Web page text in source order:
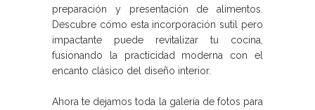
preparación y presentación de alimentos.
Descubre cómo esta incorporación sutil pero
impactante puede revitalizar tu cocina,
fusionando la practicidad moderna con el
encanto clásico del diseño interior.
Ahora te dejamos toda la galería de fotos para